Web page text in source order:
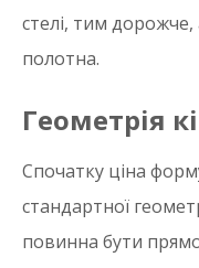
стелі, тим
полотна.
Геометрія
Спочатку ціна
стандартної
повинна бути